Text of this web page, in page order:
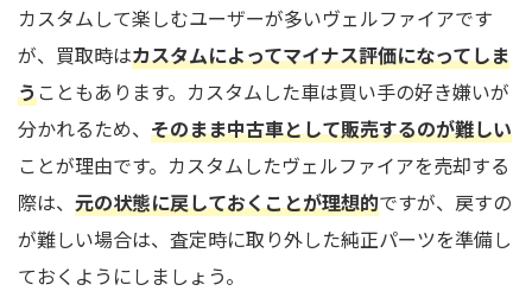
カスタムして楽しむユーザーが多いヴェルファイアです
が、買取時はカスタムによってマイナス評価になってしま
うこともあります。カスタムした車は買い手の好き嫌いが
分かれるため、 そのまま中古車として販売するのが難しい
ことが理由です。カスタムしたヴェルファイアを売却する
際は、 元の状態に戻しておくことが理想的ですが、戻すの
が難しい場合は、査定時に取り外した純正パーツを準備し
ておくようにしましょう。